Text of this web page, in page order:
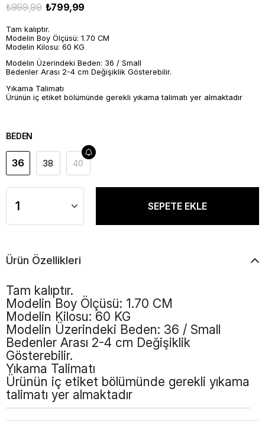
₺999,99 ₺799,99
Tam kalıptır.
Modelin Boy Ölçüsü: 1.70 CM
Modelin Kilosu: 60 KG
Modelin Üzerindeki Beden: 36 / Small
Bedenler Arası 2-4 cm Değişiklik Gösterebilir.
Yıkama Talimatı
Ürünün iç etiket bölümünde gerekli yıkama talimatı yer almaktadır
BEDEN
36 38 40
Ürün Özellikleri
Tam kalıptır.
Modelin Boy Ölçüsü: 1.70 CM
Modelin Kilosu: 60 KG
Modelin Üzerindeki Beden: 36 / Small
Bedenler Arası 2-4 cm Değişiklik
Gösterebilir.
Yıkama Talimatı
Ürünün iç etiket bölümünde gerekli yıkama
talimatı yer almaktadır